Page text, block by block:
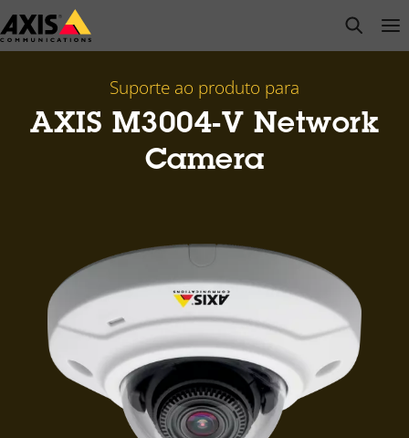
Pular
para
open
Suporte ao produto para
AXIS M3004-V Network
Camera